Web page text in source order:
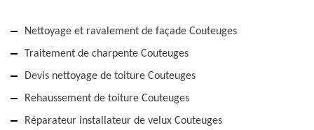
Nettoyage et ravalement de façade Couteuges
Traitement de charpente Couteuges
Devis nettoyage de toiture Couteuges
Rehaussement de toiture Couteuges
Réparateur installateur de velux Couteuges